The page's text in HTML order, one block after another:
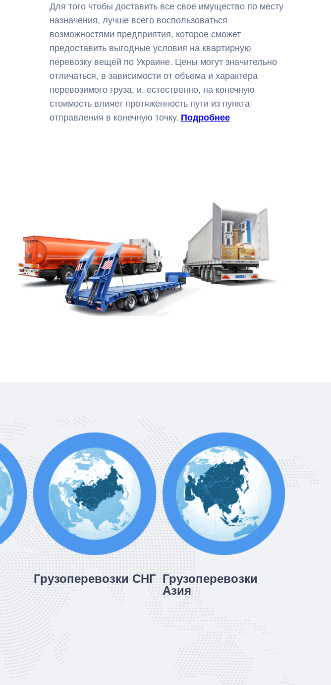
Для того чтобы доставить все свое имущество по месту
назначения, лучше всего воспользоваться
возможностями предприятия, которое сможет
предоставить выгодные условия на квартирную
перевозку вещей по Украине. Цены могут значительно
отличаться, в зависимости от объема и характера
перевозимого груза, и, естественно, на конечную
стоимость влияет протяженность пути из пункта
отправления в конечную точку. Подробнее
Грузоперевозки СНГ Грузоперевозки
Азия